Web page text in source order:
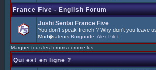
France Five - English Forum
Jushi Sentai France Five
You don't speak french ? Why don't you leave
Mod�rateurs Burgonde Alex Pilot
Marquer tous les forums comme lus
Qui est en ligne ?